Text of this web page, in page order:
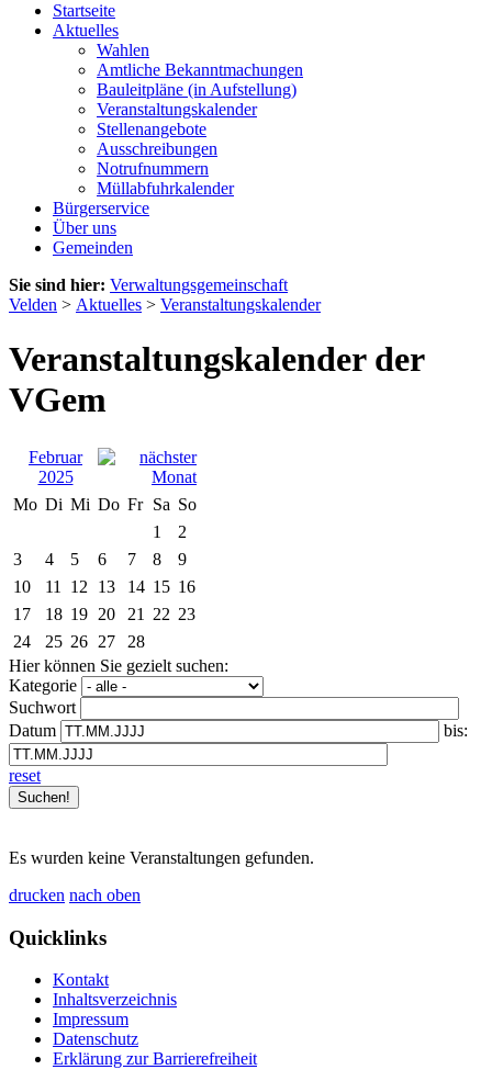
Startseite
Aktuelles
Wahlen
Amtliche Bekanntmachungen
Bauleitpläne (in Aufstellung)
Veranstaltungskalender
Stellenangebote
Ausschreibungen
Notrufnummern
Müllabfuhrkalender
Bürgerservice
Über uns
Gemeinden
Sie sind hier: Verwaltungsgemeinschaft
Velden > Aktuelles > Veranstaltungskalender
Veranstaltungskalender der
VGem
Februar
2025
Mo Di Mi Do Fr Sa So
1
2
3
4 5 6 7 8
9
10
11 12 13 14 15 16
17
18 19 20 21 22 23
24
25 26 27
28
Hier können Sie gezielt suchen:
Kategorie
Suchwort
Datum
bis:
reset
Es wurden keine Veranstaltungen gefunden.
drucken nach oben
Quicklinks
Kontakt
Inhaltsverzeichnis
Impressum
Datenschutz
Erklärung zur Barrierefreiheit